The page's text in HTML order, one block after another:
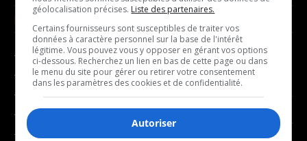
NOUVELLES
- Affaires municipales
- Communauté / Social
- Culture
- Économie
- Éducation
MUSIQUE
- Décompte franco
- Joué récemment
BALADOS
géolocalisation précises. Liste des partenaires.
Certains fournisseurs sont susceptibles de traiter vos
données à caractère personnel sur la base de l'intérêt
légitime. Vous pouvez vous y opposer en gérant vos options
ci-dessous. Recherchez un lien en bas de cette page ou dans
le menu du site pour gérer ou retirer votre consentement
dans les paramètres des cookies et de confidentialité.
Autoriser